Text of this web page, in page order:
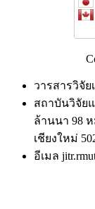
วารสารวิจั
สถาบันวิจัย
ล้านนา 98
เชียงใหม่
อีเมล